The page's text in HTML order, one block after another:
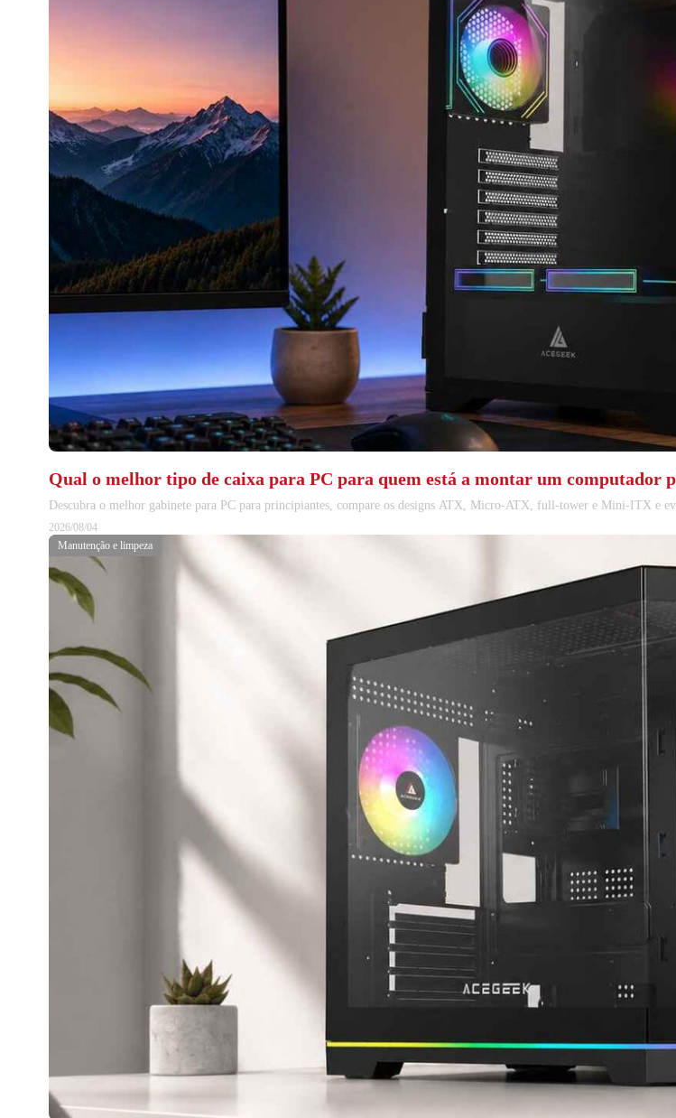
Qual o melhor tipo de caixa para PC para quem está a montar um computador
Descubra o melhor gabinete para PC para principiantes, compare os designs ATX, Micro-ATX, full-tower e Mini-ITX e
2026/08/04
Manutenção e limpeza